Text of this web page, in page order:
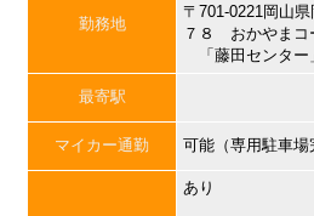
勤務地
〒701-0221岡山
７８ おかやまコ
「藤田センター
最寄駅
マイカー通勤 可能（専用駐車場
あり